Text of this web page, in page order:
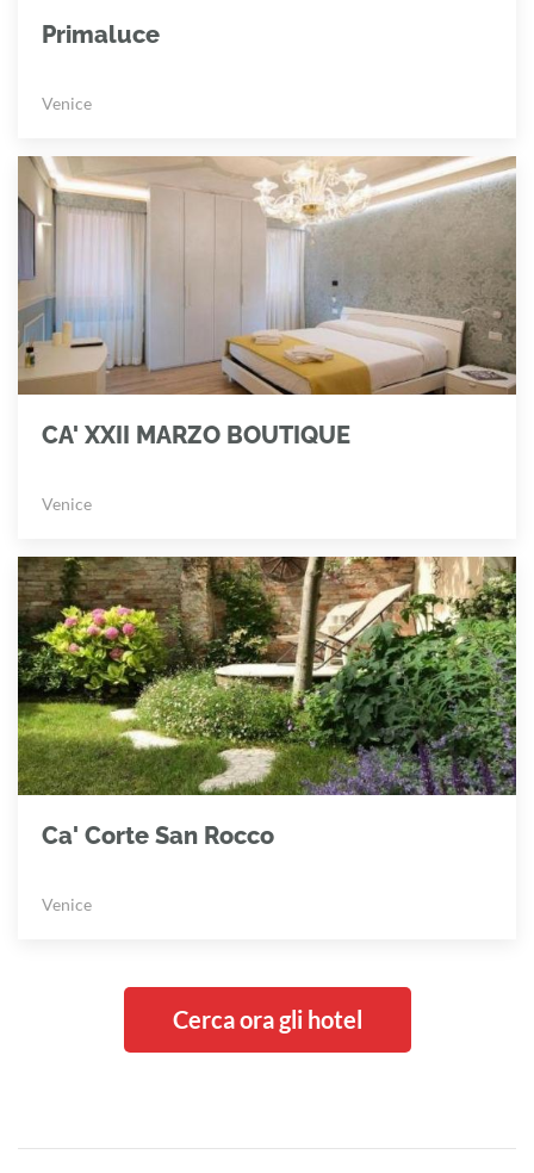
Primaluce
Venice
CA' XXII MARZO BOUTIQUE
Venice
Ca' Corte San Rocco
Venice
Cerca ora gli hotel